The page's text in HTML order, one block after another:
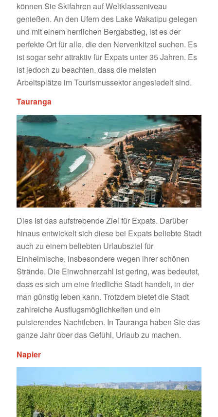
können Sie Skifahren auf Weltklasseniveau
genießen. An den Ufern des Lake Wakatipu gelegen
und mit einem herrlichen Bergabstieg, ist es der
perfekte Ort für alle, die den Nervenkitzel suchen. Es
ist sogar sehr attraktiv für Expats unter 35 Jahren. Es
ist jedoch zu beachten, dass die meisten
Arbeitsplätze im Tourismussektor angesiedelt sind.
Tauranga
Dies ist das aufstrebende Ziel für Expats. Darüber
hinaus entwickelt sich diese bei Expats beliebte Stadt
auch zu einem beliebten Urlaubsziel für
Einheimische, insbesondere wegen ihrer schönen
Strände. Die Einwohnerzahl ist gering, was bedeutet,
dass es sich um eine friedliche Stadt handelt, in der
man günstig leben kann. Trotzdem bietet die Stadt
zahlreiche Ausflugsmöglichkeiten und ein
pulsierendes Nachtleben. In Tauranga haben Sie das
ganze Jahr über das Gefühl, Urlaub zu machen.
Napier